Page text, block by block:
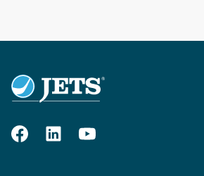
FacebookLinkedInYouTube